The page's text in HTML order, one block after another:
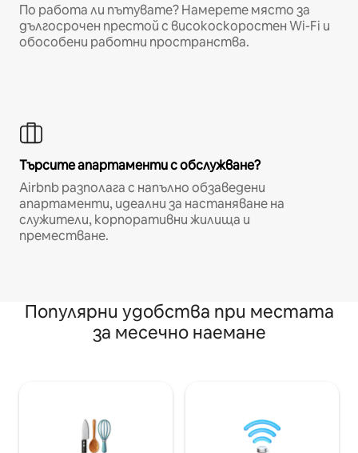
По работа ли пътувате? Намерете място за
дългосрочен престой с високоскоростен Wi-Fi и
обособени работни пространства.
Търсите апартаменти с обслужване?
Airbnb разполага с напълно обзаведени
апартаменти, идеални за настаняване на
служители, корпоративни жилища и
преместване.
Популярни удобства при местата
за месечно наемане